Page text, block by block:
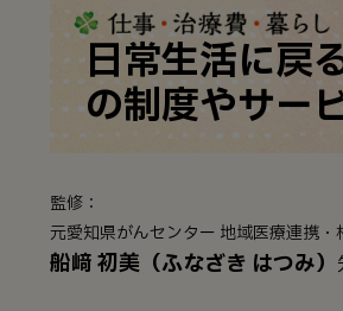
日常生活に戻
の制度やサー
監修：
元愛知県がんセンター 地域医療連携・
船﨑 初美（ふなざき はつみ）